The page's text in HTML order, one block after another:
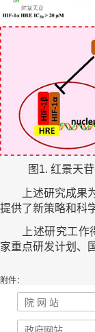
图1. 红景天
上述研究成果
提供了新策略和科
上述研究工
家重点研发计划、
附件：